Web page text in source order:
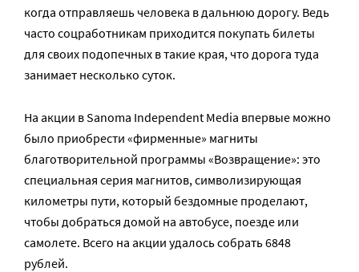
когда отправляешь человека в дальнюю дорогу. Ведь
часто соцработникам приходится покупать билеты
для своих подопечных в такие края, что дорога туда
занимает несколько суток.
На акции в Sanoma Independent Media впервые можно
было приобрести «фирменные» магниты
благотворительной программы «Возвращение»: это
специальная серия магнитов, символизирующая
километры пути, который бездомные проделают,
чтобы добраться домой на автобусе, поезде или
самолете. Всего на акции удалось собрать 6848
рублей.